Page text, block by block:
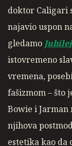
doktor Caligari
najavio uspon
gledamo Jubilej
istovremeno
vremena,
fašizmom – što
Bowie i
njihova
estetika kao da